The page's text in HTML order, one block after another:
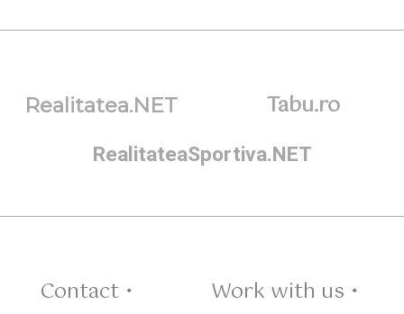
Realitatea.NET Tabu.ro
RealitateaSportiva.NET
Contact • Work with us •